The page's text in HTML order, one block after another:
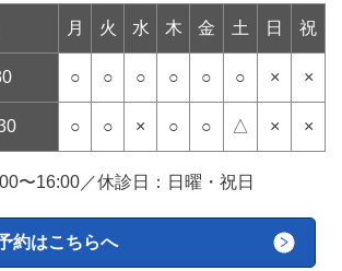
月 火 水 木 金 土 日 祝
○ ○ ○ ○ ○ ○ × ×
○ ○ × ○ ○ △ × ×
〜16:00／休診日：日曜・祝日
約はこちらへ